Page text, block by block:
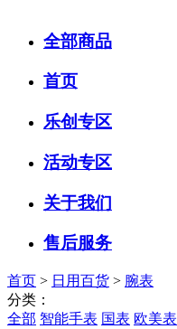
全部商品
首页
乐创专区
活动专区
关于我们
售后服务
首页 > 日用百货 > 腕表
分类：
全部 智能手表 国表 欧美表